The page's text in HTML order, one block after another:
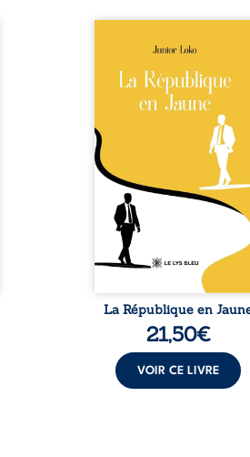
Congo, la naissance
jumeaux de races
bouleverse l’ordre
Senior est Noir et Junior
Blanc, bien que nés
couple de Noirs. Très
l’événement attire les
internationaux et
le bébé blanc en une
emblématique
investie, selon certains,
mission
Cependant, sous couvert
La République en
21,50€
VOIR CE LIVRE